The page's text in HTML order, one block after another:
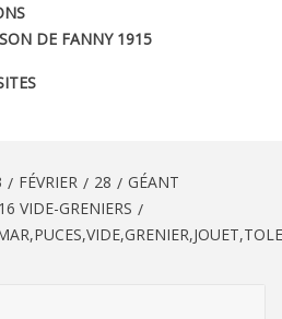
DE FANNY 1915
FÉVRIER 28
GÉANT
VIDE-GRENIERS